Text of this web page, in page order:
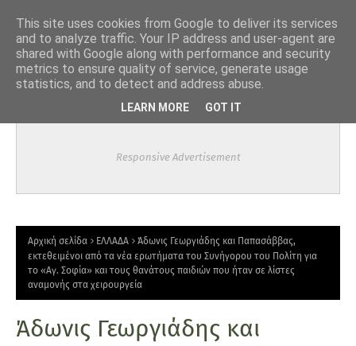
Responsive Advertisement
Αρχική σελίδα ΕΛΛΑΔΑ
Άδωνις Γεωργιάδης και Παπασάββας,
εκτεθειμένοι από τα νέα ερωτήματα του Συνήγορου του Πολίτη για
το «Αγ. Σοφία» και τους θανάτους παιδιών που ήταν σε λίστες
αναμονής στα χειρουργεία
Άδωνις Γεωργιάδης και
This site uses cookies from Google to deliver its services
and to analyze traffic. Your IP address and user-agent are
shared with Google along with performance and security
metrics to ensure quality of service, generate usage
statistics, and to detect and address abuse.
LEARN MORE GOT IT